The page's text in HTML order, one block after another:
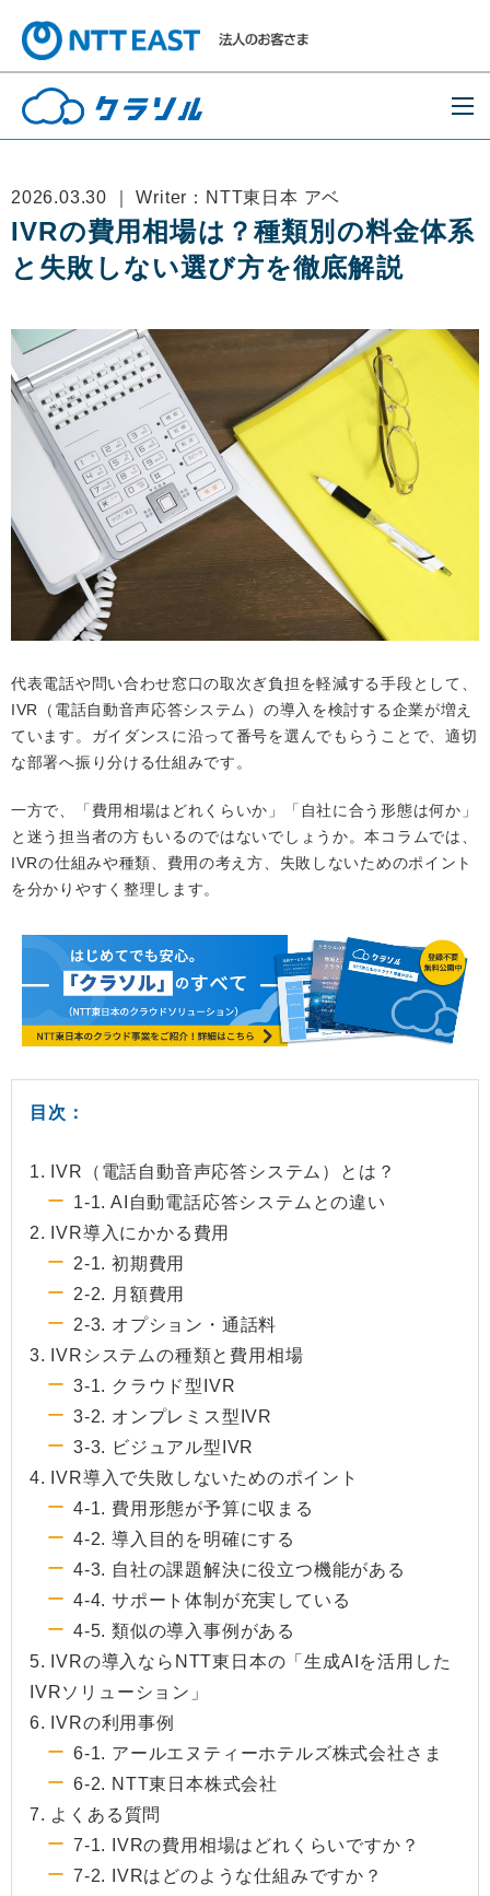
2026.03.30 ｜ Writer：NTT東日本 アベ
IVRの費用相場は？種類別の料金体系
と失敗しない選び方を徹底解説
代表電話や問い合わせ窓口の取次ぎ負担を軽減する手段として、
IVR（電話自動音声応答システム）の導入を検討する企業が増え
ています。ガイダンスに沿って番号を選んでもらうことで、適切
な部署へ振り分ける仕組みです。
一方で、「費用相場はどれくらいか」「自社に合う形態は何か」
と迷う担当者の方もいるのではないでしょうか。本コラムでは、
IVRの仕組みや種類、費用の考え方、失敗しないためのポイント
を分かりやすく整理します。
目次：
1. IVR（電話自動音声応答システム）とは？
1-1. AI自動電話応答システムとの違い
2. IVR導入にかかる費用
2-1. 初期費用
2-2. 月額費用
2-3. オプション・通話料
3. IVRシステムの種類と費用相場
3-1. クラウド型IVR
3-2. オンプレミス型IVR
3-3. ビジュアル型IVR
4. IVR導入で失敗しないためのポイント
4-1. 費用形態が予算に収まる
4-2. 導入目的を明確にする
4-3. 自社の課題解決に役立つ機能がある
4-4. サポート体制が充実している
4-5. 類似の導入事例がある
5. IVRの導入ならNTT東日本の「生成AIを活用した
IVRソリューション」
6. IVRの利用事例
6-1. アールエヌティーホテルズ株式会社さま
6-2. NTT東日本株式会社
7. よくある質問
7-1. IVRの費用相場はどれくらいですか？
7-2. IVRはどのような仕組みですか？